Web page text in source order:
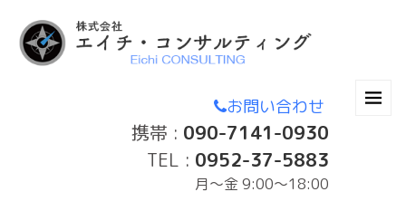
お問い合わせ
携帯 : 090-7141-0930
TEL : 0952-37-5883
月〜金 9:00～18:00